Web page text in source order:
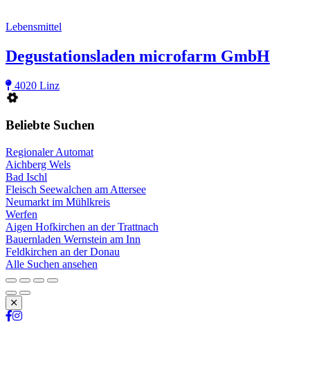
Lebensmittel
Degustationsladen microfarm GmbH
4020 Linz
Beliebte Suchen
Regionaler Automat
Aichberg Wels
Bad Ischl
Fleisch Seewalchen am Attersee
Neumarkt im Mühlkreis
Werfen
Aigen Hofkirchen an der Trattnach
Bauernladen Wernstein am Inn
Feldkirchen an der Donau
Alle Suchen ansehen
Schließen